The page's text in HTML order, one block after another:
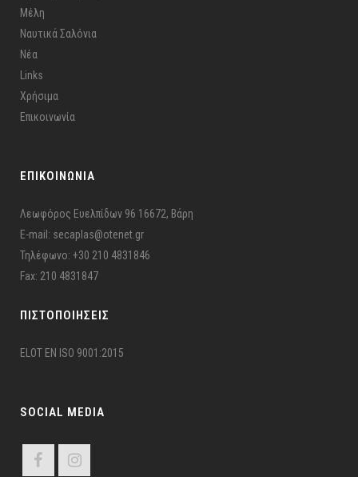
Μέλη
Ναυτικά Σαλόνια
Νέα
Links
Χρήσιμα
Επικοινωνία
ΕΠΙΚΟΙΝΩΝΙΑ
Λεωφόρος Ευελπίδων 96 16672, Βάρη
E-mail: secaplas@otenet.gr
Τηλέφωνο: +30 210 4831846
Fax: 210 4831847
ΠΙΣΤΟΠΟΙΉΣΕΙΣ
ELOT EN ISO 9001:2015
SOCIAL MEDIA